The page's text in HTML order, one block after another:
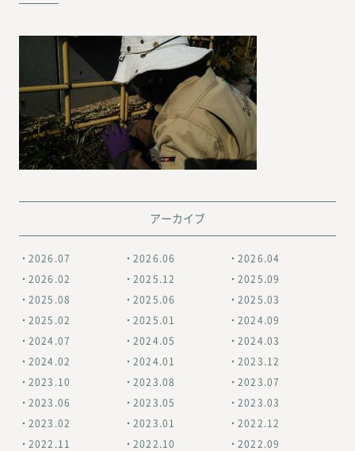
アーカイブ
2026.07 2026.06 2026.04
2026.02 2025.12 2025.09
2025.08 2025.06 2025.03
2025.02 2025.01 2024.09
2024.07 2024.05 2024.03
2024.02 2024.01 2023.12
2023.10 2023.08 2023.07
2023.06 2023.05 2023.03
2023.02 2023.01 2022.12
2022.11 2022.10 2022.09